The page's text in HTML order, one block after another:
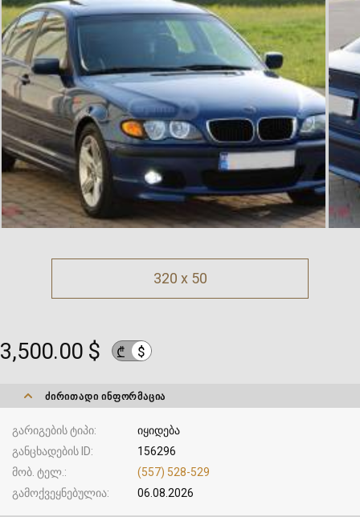
320 x 50
3,500.00 $ ₾ $
ᲫᲘᲠᲘᲗᲐᲓᲘ ᲘᲜᲤᲝᲠᲛᲐᲪᲘᲐ
გარიგების ტიპი
იყიდება
განცხადების ID
156296
მობ. ტელ.
(557) 528-529
გამოქვეყნებულია
06.08.2026